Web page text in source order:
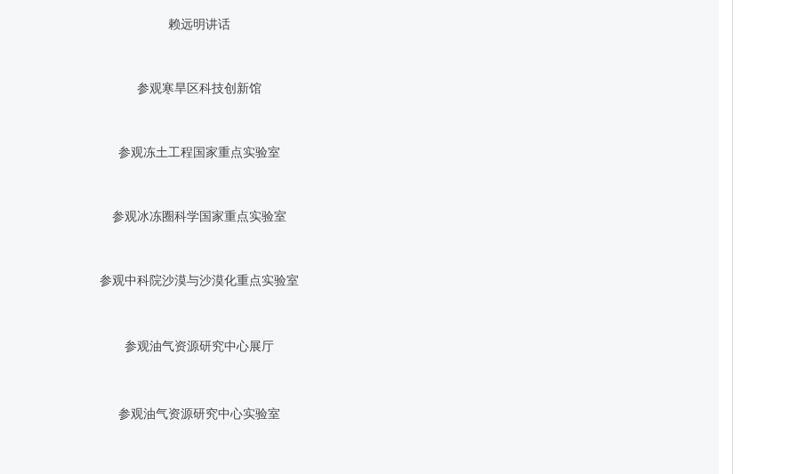
赖远明讲话
参观寒旱区科技创新馆
参观冻土工程国家重点实验室
参观冰冻圈科学国家重点实验室
参观中科院沙漠与沙漠化重点实验室
参观油气资源研究中心展厅
参观油气资源研究中心实验室